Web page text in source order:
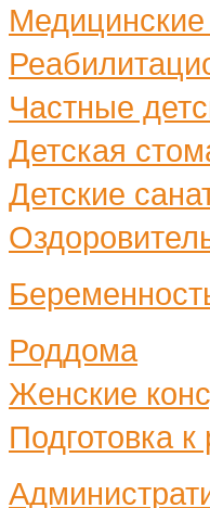
Частные
Детская
Детские
Роддома
Женские
Подготовка